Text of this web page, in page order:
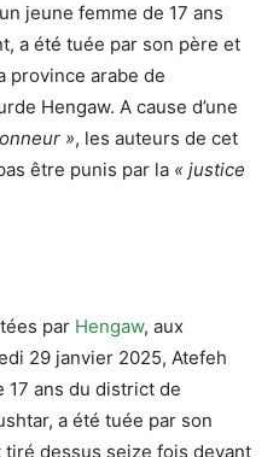
jeune femme de 17 ans
a été tuée par son père et
province arabe de
Hengaw. A cause d’une
», les auteurs de cet
être punis par la « justice
par Hengaw, aux
29 janvier 2025, Atefeh
17 ans du district de
a été tuée par son
dessus seize fois devant